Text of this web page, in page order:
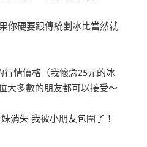
你硬要跟傳統剉冰比當然就
行情價格（我懷念25元的冰
大多數的朋友都可以接受～
消失 我被小朋友包圍了！